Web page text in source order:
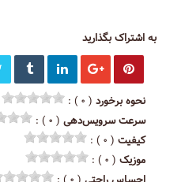
به اشتراک بگذارید
نحوه برخورد ( ۰ ) :
سرعت سرویس‌دهی ( ۰ ) :
کیفیت ( ۰ ) :
موزیک ( ۰ ) :